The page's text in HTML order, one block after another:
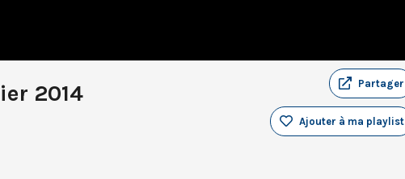
2014 Partager
Ajouter à ma playlist